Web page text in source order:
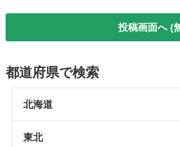
投稿画面へ (
都道府県で検索
北海道
東北